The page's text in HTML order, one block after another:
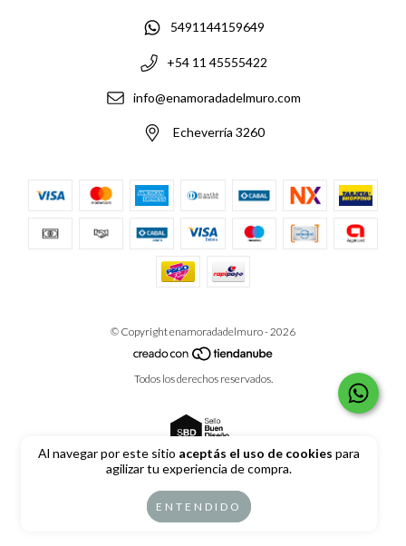
Al navegar por este sitio aceptás el uso de cookies para
agilizar tu experiencia de compra.
ENTENDIDO
5491144159649
+54 11 45555422
info@enamoradadelmuro.com
Echeverría 3260
© Copyright enamoradadelmuro - 2026
Todos los derechos reservados.
Defensa de las y los consumidores. Para reclamos